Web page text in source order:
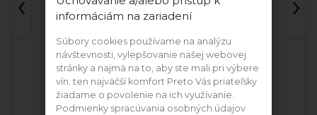
informáciám na zariadení
Súbory cookies používame na analýzu
návštevnosti, vylepšovanie našej webovej
stránky a najmä na to, aby ste mali pri výbere
vín. ten najväčší komfort Preto Vás priateľsky
žiadame o povolenie na ich využívanie.
Podmienky spracúvania osobných údajov